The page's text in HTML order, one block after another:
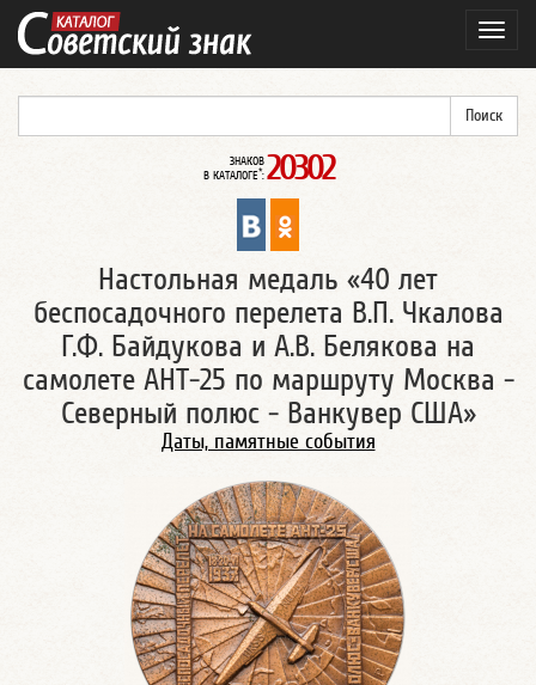
ЗНАКОВ
В КАТАЛОГЕ*: 20302
Настольная медаль «40 лет
беспосадочного перелета В.П. Чкалова
Г.Ф. Байдукова и А.В. Белякова на
самолете АНТ-25 по маршруту Москва -
Северный полюс - Ванкувер США»
Даты, памятные события